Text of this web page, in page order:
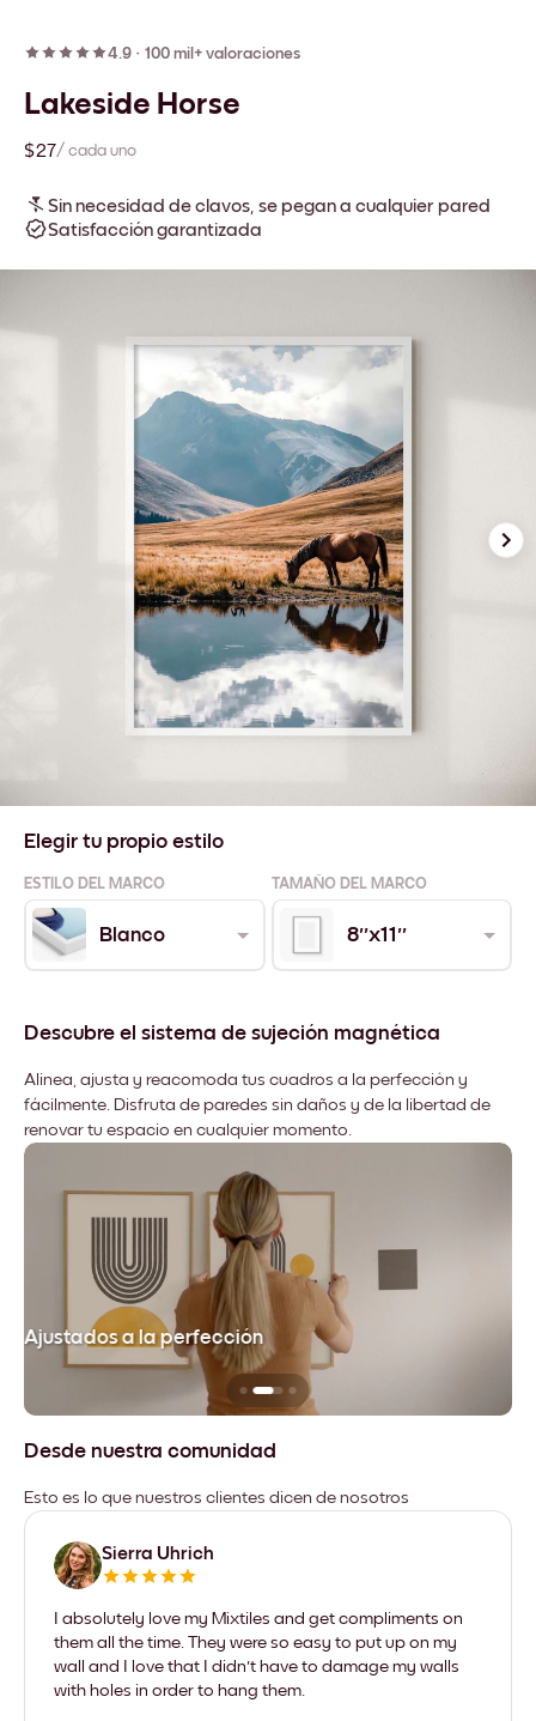
4.9 · 100 mil+ valoraciones
Lakeside Horse
$27/ cada uno
Sin necesidad de clavos, se pegan a cualquier pared
Satisfacción garantizada
Elegir tu propio estilo
ESTILO DEL MARCO TAMAÑO DEL MARCO
Blanco 8''x11''
Descubre el sistema de sujeción magnética
Alinea, ajusta y reacomoda tus cuadros a la perfección y
fácilmente. Disfruta de paredes sin daños y de la libertad de
renovar tu espacio en cualquier momento.
Ajustados a la perfección
Desde nuestra comunidad
Esto es lo que nuestros clientes dicen de nosotros
Sierra Uhrich
I absolutely love my Mixtiles and get compliments on
them all the time. They were so easy to put up on my
wall and I love that I didn't have to damage my walls
with holes in order to hang them.